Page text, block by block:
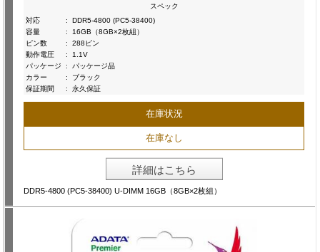
スペック
対応
:
DDR5-4800 (PC5-38400)
容量
:
16GB（8GB×2枚組）
ピン数
:
288ピン
動作電圧
:
1.1V
パッケージ
:
パッケージ品
カラー
:
ブラック
保証期間
: 永久保証
在庫状況
在庫なし
詳細はこちら
DDR5-4800 (PC5-38400) U-DIMM 16GB（8GB×2枚組）